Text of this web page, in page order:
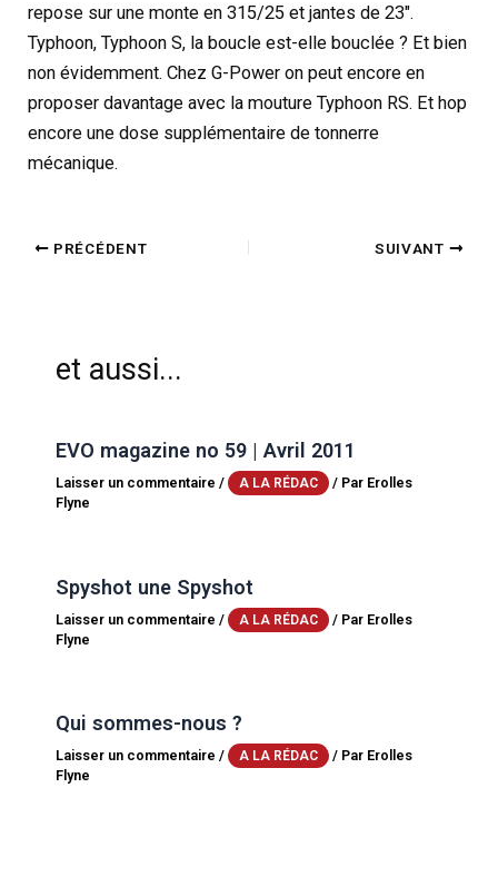
repose sur une monte en 315/25 et jantes de 23″.
Typhoon, Typhoon S, la boucle est-elle bouclée ? Et bien
non évidemment. Chez G-Power on peut encore en
proposer davantage avec la mouture Typhoon RS. Et hop
encore une dose supplémentaire de tonnerre
mécanique.
PRÉCÉDENT SUIVANT
et aussi...
EVO magazine no 59 | Avril 2011
Laisser un commentaire / A LA RÉDAC / Par Erolles
Flyne
Spyshot une Spyshot
Laisser un commentaire / A LA RÉDAC / Par Erolles
Flyne
Qui sommes-nous ?
Laisser un commentaire / A LA RÉDAC / Par Erolles
Flyne